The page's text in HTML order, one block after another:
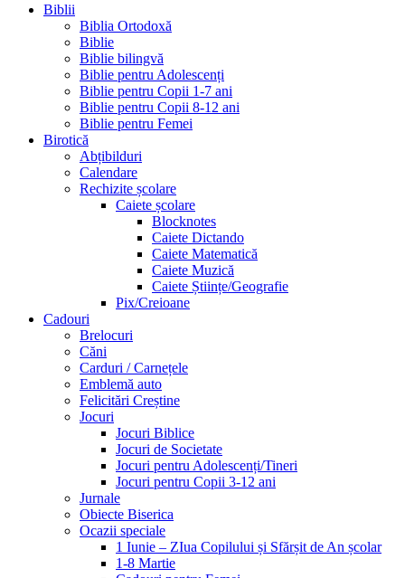
Biblii
Biblia Ortodoxă
Biblie
Biblie bilingvă
Biblie pentru Adolescenți
Biblie pentru Copii 1-7 ani
Biblie pentru Copii 8-12 ani
Biblie pentru Femei
Birotică
Abțibilduri
Calendare
Rechizite școlare
Caiete școlare
Blocknotes
Caiete Dictando
Caiete Matematică
Caiete Muzică
Caiete Științe/Geografie
Pix/Creioane
Cadouri
Brelocuri
Căni
Carduri / Carnețele
Emblemă auto
Felicitări Creștine
Jocuri
Jocuri Biblice
Jocuri de Societate
Jocuri pentru Adolescenți/Tineri
Jocuri pentru Copii 3-12 ani
Jurnale
Obiecte Biserica
Ocazii speciale
1 Iunie – ZIua Copilului și Sfărșit de An școlar
1-8 Martie